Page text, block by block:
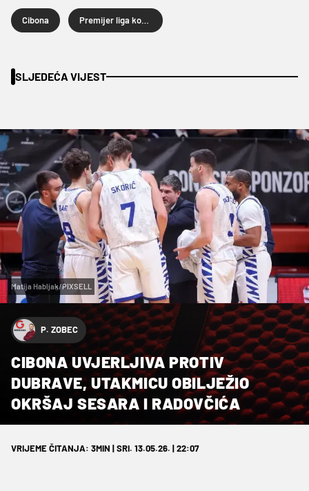
Cibona
SLJEDEĆA VIJEST
Matija Habljak/PIXSELL
P. ZOBEC
CIBONA UVJERLJIVA PROTIV
DUBRAVE, UTAKMICU OBILJEŽIO
OKRŠAJ SESARA I RADOVČIĆA
VRIJEME ČITANJA: 3MIN | SRI. 13.05.26. | 22:07